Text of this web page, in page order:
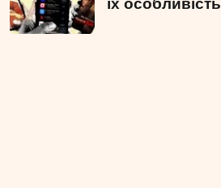
їх особливість